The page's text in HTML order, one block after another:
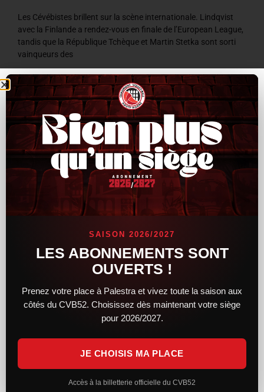
Les Cévébistes brillent sur la scène internationale. Lindqvist
avec la Finlande a rendez-vous en finale de l’European League,
tandis que la République Tchèque et Martin Stetka sont sorti
vainqueurs des
LIRE LA SUITE »
8 juillet 2026 9 h 59 min
ACTUALITÉS
VNL 2026 : les Bleus entre confirmation et
frustration à Orléans
SAISON 2026/2027
LES ABONNEMENTS SONT
OUVERTS !
Prenez votre place à Palestra et vivez toute la saison aux
côtés du CVB52. Choisissez dès maintenant votre siège
pour 2026/2027.
JE CHOISIS MA PLACE
Accès à la billetterie officielle du CVB52